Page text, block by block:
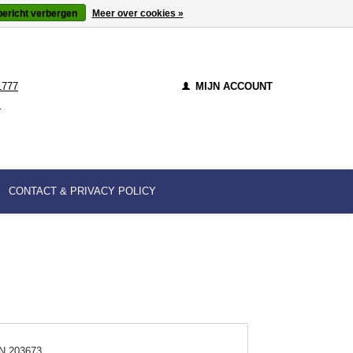
MIJN ACCOUNT
CONTACT & PRIVACY POLICY
verbergen Meer over cookies »